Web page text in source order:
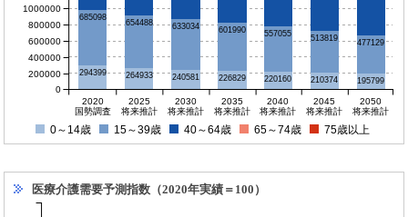
294399 264933 240581 226829 220160 210374 195799
685098
654488 633034 601990 557055 513819 477129
2020
国勢調査
2025
将来推計
2030
将来推計
2035
将来推計
2040
将来推計
2045
将来推計
2050
将来推計
0
200000
400000
600000
800000
1000000
0～14歳 15～39歳 40～64歳 65～74歳 75歳以上
医療介護需要予測指数（2020年実績＝100）